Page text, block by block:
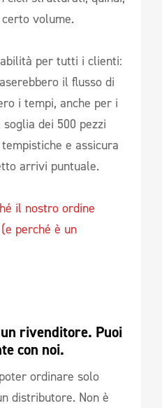
volume.
per tutti i clienti:
il flusso di
i tempi, anche per i
dei 500 pezzi
e assicura
arrivi puntuale.
il nostro ordine
perché è un
rivenditore. Puoi
con noi.
ordinare solo
distributore. Non è